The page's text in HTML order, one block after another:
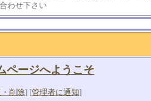
わせ下さい
ページへようこそ
削除] [管理者に通知]